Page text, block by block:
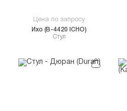
Цена по запросу
Cтул
Ихо (B-4420 ICHO)